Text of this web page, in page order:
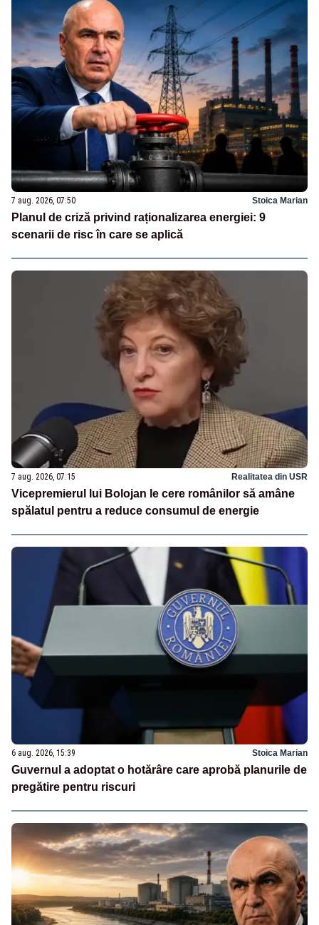
7 aug. 2026, 07:50 Stoica Marian
Planul de criză privind raționalizarea energiei: 9
scenarii de risc în care se aplică
7 aug. 2026, 07:15 Realitatea din USR
Vicepremierul lui Bolojan le cere românilor să amâne
spălatul pentru a reduce consumul de energie
6 aug. 2026, 15:39 Stoica Marian
Guvernul a adoptat o hotărâre care aprobă planurile de
pregătire pentru riscuri